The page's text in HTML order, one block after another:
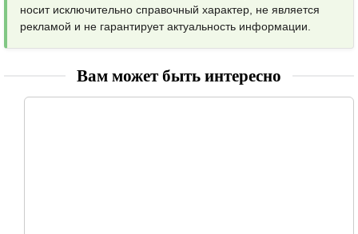
носит исключительно справочный характер, не является
рекламой и не гарантирует актуальность информации.
Вам может быть интересно